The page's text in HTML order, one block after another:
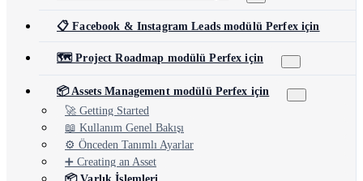
📋 Facebook & Instagram Leads modülü Perfex için
🗺️ Project Roadmap modülü Perfex için
📦 Assets Management modülü Perfex için
🚀 Getting Started
📖 Kullanım Genel Bakışı
⚙️ Önceden Tanımlı Ayarlar
➕ Creating an Asset